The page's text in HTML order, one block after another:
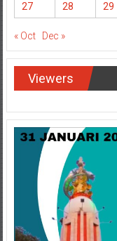
27
28 29
« Oct Dec »
Viewers